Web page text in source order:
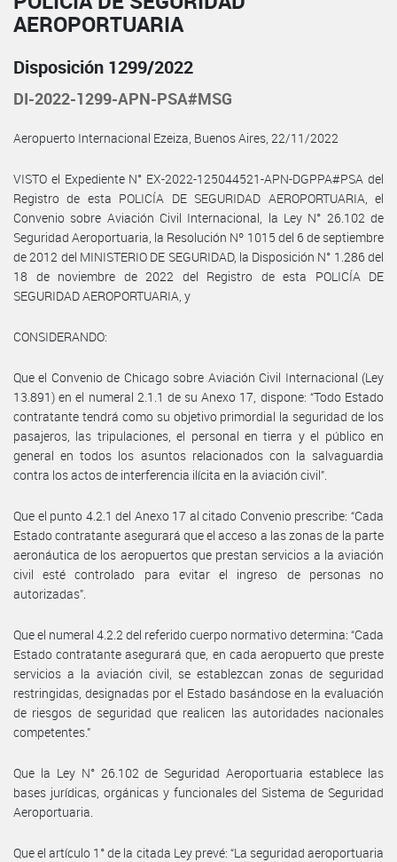
AEROPORTUARIA
Disposición 1299/2022
DI-2022-1299-APN-PSA#MSG
Aeropuerto Internacional Ezeiza, Buenos Aires, 22/11/2022
VISTO el Expediente N° EX-2022-125044521-APN-DGPPA#PSA del
Registro de esta POLICÍA DE SEGURIDAD AEROPORTUARIA, el
Convenio sobre Aviación Civil Internacional, la Ley N° 26.102 de
Seguridad Aeroportuaria, la Resolución Nº 1015 del 6 de septiembre
de 2012 del MINISTERIO DE SEGURIDAD, la Disposición N° 1.286 del
18 de noviembre de 2022 del Registro de esta POLICÍA DE
SEGURIDAD AEROPORTUARIA, y
CONSIDERANDO:
Que el Convenio de Chicago sobre Aviación Civil Internacional (Ley
13.891) en el numeral 2.1.1 de su Anexo 17, dispone: “Todo Estado
contratante tendrá como su objetivo primordial la seguridad de los
pasajeros, las tripulaciones, el personal en tierra y el público en
general en todos los asuntos relacionados con la salvaguardia
contra los actos de interferencia ilícita en la aviación civil”.
Que el punto 4.2.1 del Anexo 17 al citado Convenio prescribe: “Cada
Estado contratante asegurará que el acceso a las zonas de la parte
aeronáutica de los aeropuertos que prestan servicios a la aviación
civil esté controlado para evitar el ingreso de personas no
autorizadas”.
Que el numeral 4.2.2 del referido cuerpo normativo determina: “Cada
Estado contratante asegurará que, en cada aeropuerto que preste
servicios a la aviación civil, se establezcan zonas de seguridad
restringidas, designadas por el Estado basándose en la evaluación
de riesgos de seguridad que realicen las autoridades nacionales
competentes.”
Que la Ley N° 26.102 de Seguridad Aeroportuaria establece las
bases jurídicas, orgánicas y funcionales del Sistema de Seguridad
Aeroportuaria.
Que el artículo 1° de la citada Ley prevé: “La seguridad aeroportuaria